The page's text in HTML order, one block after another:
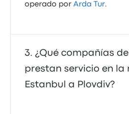
operado porArda Tur.
¿Qué compañías
prestan servicio en la
Estanbul a Plovdiv?